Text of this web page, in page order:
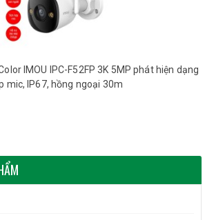
IMOU IPC-F52FP 3K 5MP phát hiện dạng
mic, IP67, hồng ngoại 30m